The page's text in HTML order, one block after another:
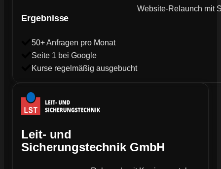
Ergebnisse
50+ Anfragen pro Monat
Seite 1 bei Google
Kurse regelmäßig ausgebucht
Website-Relaunch mit
Leit- und
Sicherungstechnik GmbH